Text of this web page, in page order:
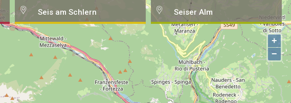
Seis am Schlern Seiser Alm
+
−